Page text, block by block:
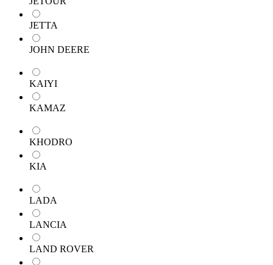
JETTA
JOHN DEERE
KAIYI
KAMAZ
KHODRO
KIA
LADA
LANCIA
LAND ROVER